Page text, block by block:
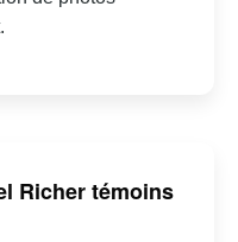
Richer témoins